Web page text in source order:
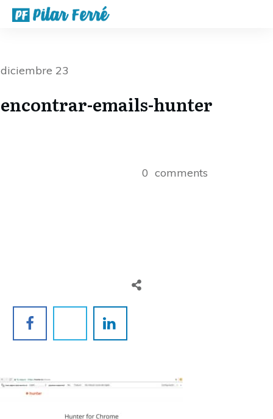
diciembre 23
encontrar-emails-hunter
0 comments